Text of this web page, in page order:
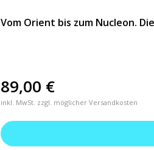
Vom Orient bis zum Nucleon.
89,00 €
inkl. MwSt. zzgl. möglicher Versandkosten